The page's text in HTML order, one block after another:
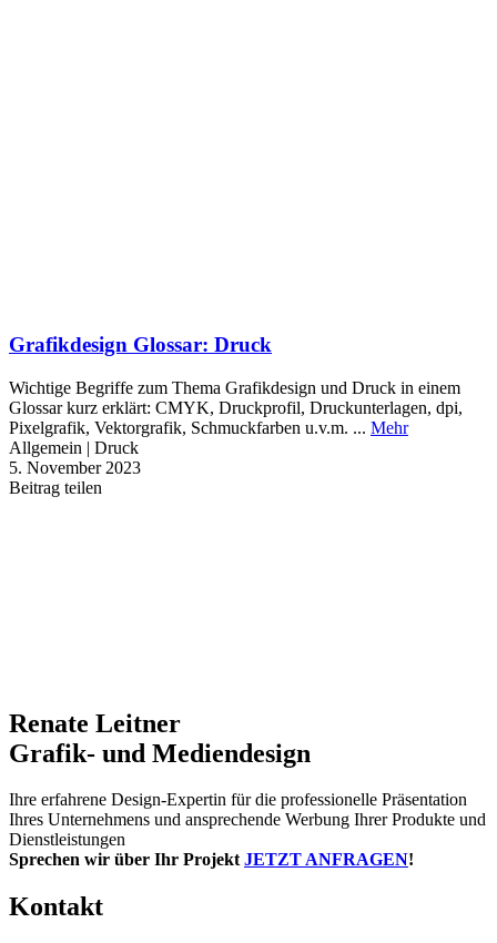
Grafikdesign Glossar: Druck
Wichtige Begriffe zum Thema Grafikdesign und Druck in einem
Glossar kurz erklärt: CMYK, Druckprofil, Druckunterlagen, dpi,
Pixelgrafik, Vektorgrafik, Schmuckfarben u.v.m. ... Mehr
Allgemein | Druck
5. November 2023
Beitrag teilen
Renate Leitner
Grafik- und Mediendesign
Ihre erfahrene Design-Expertin für die professionelle Präsentation
Ihres Unternehmens und ansprechende Werbung Ihrer Produkte und
Dienstleistungen
Sprechen wir über Ihr ProjektJETZT ANFRAGEN!
Kontakt